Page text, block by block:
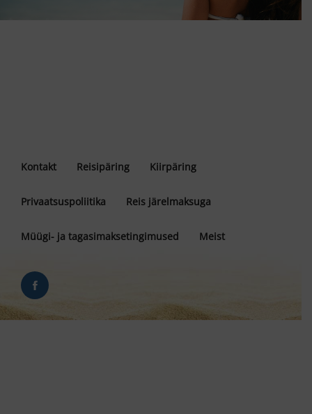
Kontakt Reisipäring Kiirpäring
Privaatsuspoliitika Reis järelmaksuga
Müügi- ja tagasimaksetingimused Meist